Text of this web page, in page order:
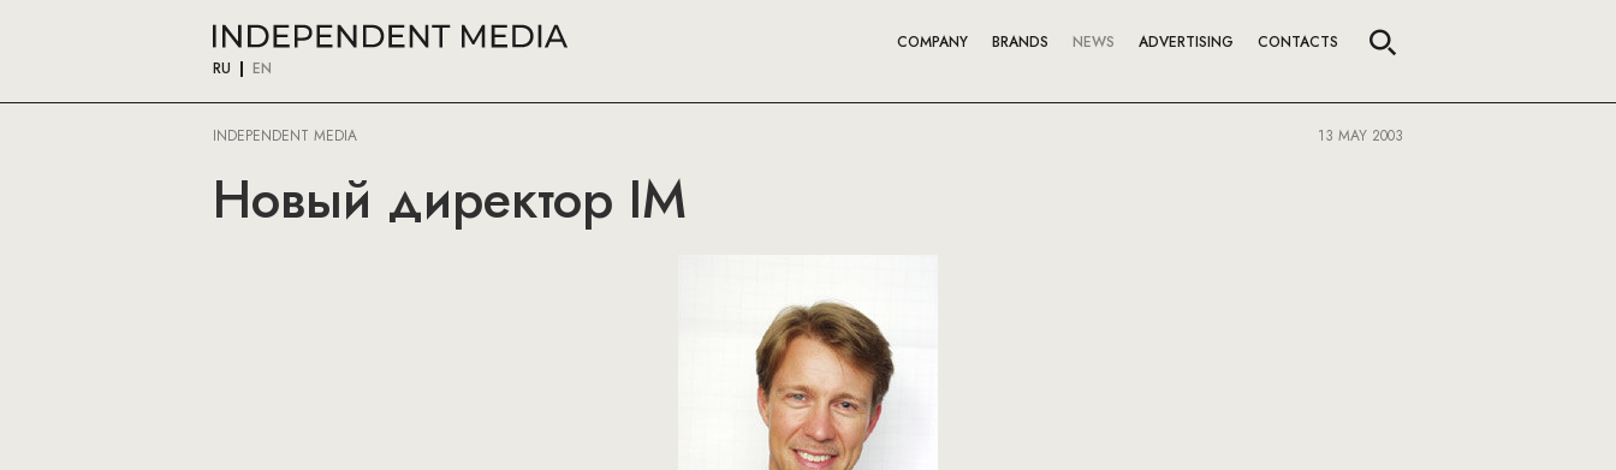
RU EN
COMPANY BRANDS NEWS ADVERTISING CONTACTS
INDEPENDENT MEDIA 13 MAY 2003
Новый директор IM